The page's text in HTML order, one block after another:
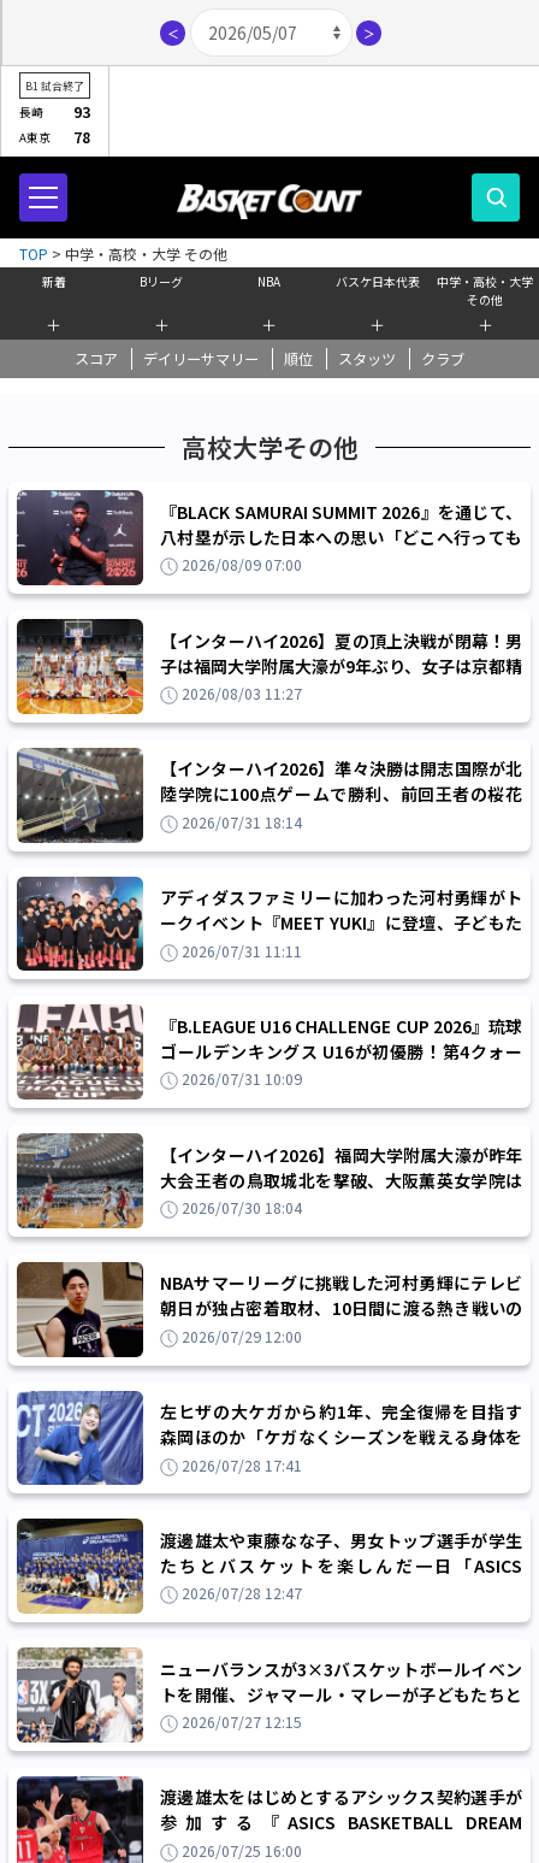
＜ ＞
B1 試合終了
長崎 93
A東京 78
新着
＋
Bリーグ
＋
NBA
＋
バスケ日本代表
＋
中学・高校・大学
その他
＋
スコア デイリーサマリー 順位 スタッツ クラブ
TOP > 中学・高校・大学 その他
高校大学その他
『BLACK SAMURAI SUMMIT 2026』を通じて、
八村塁が示した日本への思い「どこへ行っても
胸を張って、日本人と言える」
2026/08/09 07:00
【インターハイ2026】夏の頂上決戦が閉幕！男
子は福岡大学附属大濠が9年ぶり、女子は京都精
華学園が2年ぶりに優勝
2026/08/03 11:27
【インターハイ2026】準々決勝は開志国際が北
陸学院に100点ゲームで勝利、前回王者の桜花
学園は最終クォーターで逆転し意地を見せる
2026/07/31 18:14
アディダスファミリーに加わった河村勇輝がト
ークイベント『MEET YUKI』に登壇、子どもた
ちにエールを送る
2026/07/31 11:11
『B.LEAGUE U16 CHALLENGE CUP 2026』琉球
ゴールデンキングス U16が初優勝！第4クォー
ター最大11点差を逆転して栄冠をつかむ
2026/07/31 10:09
【インターハイ2026】福岡大学附属大濠が昨年
大会王者の鳥取城北を撃破、大阪薫英女学院は
岐阜女子に完勝、大会3日目試合結果
2026/07/30 18:04
NBAサマーリーグに挑戦した河村勇輝にテレビ
朝日が独占密着取材、10日間に渡る熱き戦いの
中で語った本音を8月16日に放送
2026/07/29 12:00
左ヒザの大ケガから約1年、完全復帰を目指す
森岡ほのか「ケガなくシーズンを戦える身体を
作り、自分の課題や強みを磨いていく」
2026/07/28 17:41
渡邊雄太や東藤なな子、男女トップ選手が学生
たちとバスケットを楽しんだ一日「ASICS
BASKETBALL DREAM PROJECT 2026」
2026/07/28 12:47
ニューバランスが3×3バスケットボールイベン
トを開催、ジャマール・マレーが子どもたちと
触れ合う夢の2日間に
2026/07/27 12:15
渡邊雄太をはじめとするアシックス契約選手が
参加する『ASICS BASKETBALL DREAM
PROJECT 2026 SUMMER』を初開催
2026/07/25 16:00